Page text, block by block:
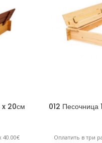
x 20см
40.00€
012
Оплатить в три